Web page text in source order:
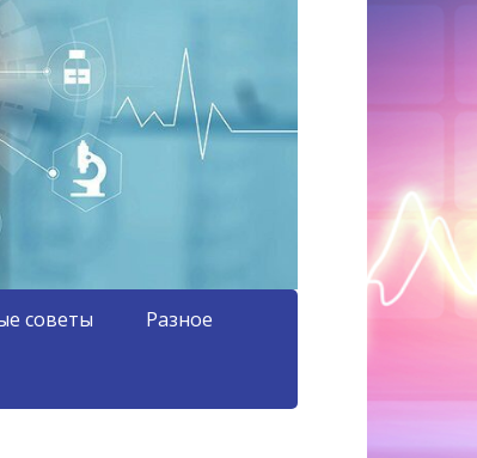
советы Разное